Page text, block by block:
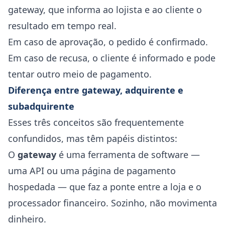
gateway, que informa ao lojista e ao cliente o
resultado em tempo real.
Em caso de aprovação, o pedido é confirmado.
Em caso de recusa, o cliente é informado e pode
tentar outro meio de pagamento.
Diferença entre gateway, adquirente e
subadquirente
Esses três conceitos são frequentemente
confundidos, mas têm papéis distintos:
O gateway é uma ferramenta de software —
uma API ou uma página de pagamento
hospedada — que faz a ponte entre a loja e o
processador financeiro. Sozinho, não movimenta
dinheiro.